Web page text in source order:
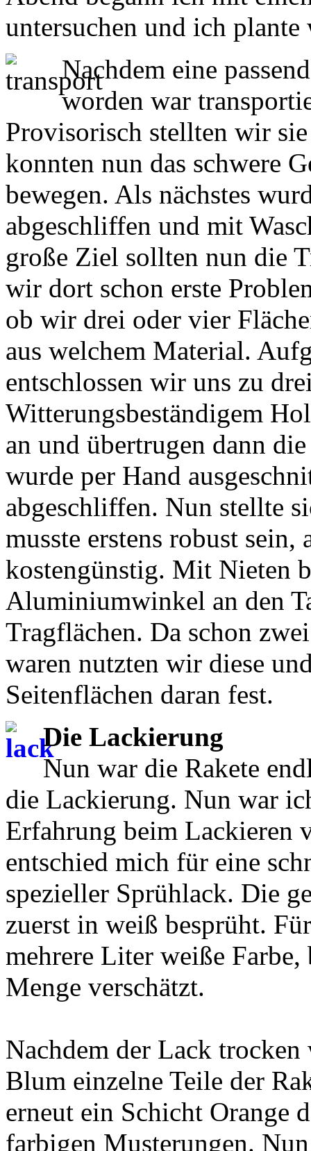
untersuchen und ich
Nachdem eine
worden war
Provisorisch stellten wir
konnten nun das schwere
bewegen. Als nächstes
abgeschliffen und mit
große Ziel sollten nun die
wir dort schon erste
ob wir drei oder vier
aus welchem Material.
entschlossen wir uns zu
Witterungsbeständigem
an und übertrugen dann
wurde per Hand
abgeschliffen. Nun stellte
musste erstens robust sein,
kostengünstig. Mit Nieten
Aluminiumwinkel an den
Tragflächen. Da schon
waren nutzten wir diese
Seitenflächen daran fest.
Die Lackierung
Nun war die Rakete
die Lackierung. Nun war
Erfahrung beim Lackieren
entschied mich für eine
spezieller Sprühlack. Die
zuerst in weiß besprüht.
mehrere Liter weiße
Menge verschätzt.
Nachdem der Lack
Blum einzelne Teile der
erneut ein Schicht Orange
farbigen Musterungen.